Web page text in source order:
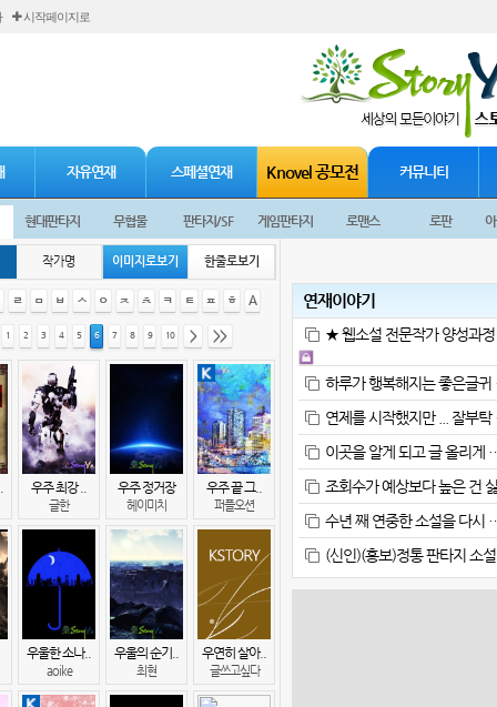
시작페이지로
자유연재 스페셜연재 Knovel 공모전 커뮤니티
현대판타지 무협물 판타지/SF 게임판타지 로맨스 로판
작가명 이미지로보기 한줄로보기
ㄹ ㅁ ㅂ ㅅ ㅇ ㅈ ㅊ ㅋ ㅌ ㅍ ㅎ A
1 2 3 4 5 6 7 8 9 10 > >>
우주 최강 ..
글한
우주 정거장
헤이미치
우주 끝 그..
퍼플오션
우울한 소나..
aoike
우울의 순기..
최현
우연히 살아..
글쓰고싶다
연재이야기
★ 웹소설 전문작가 양성과
하루가 행복해지는 좋은글
연제를 시작했지만 ... 잘부
이곳을 알게 되고 글 올리게
조회수가 예상보다 높은 건
수년 째 연중한 소설을 다시
(신인)(홍보)정통 판타지 소